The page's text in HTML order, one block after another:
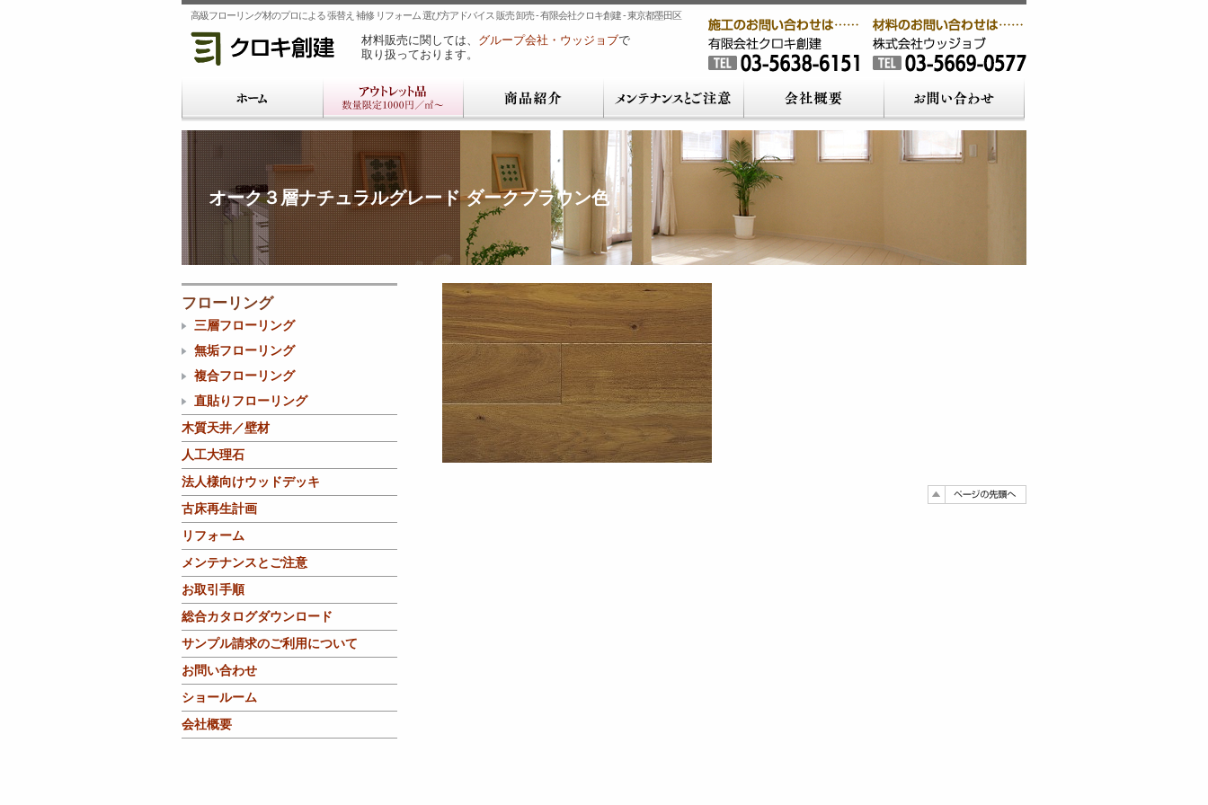
高級フローリング材のプロによる 張替え 補修 リフォーム 選び方アドバイス 販売 卸売 - 有限会社クロキ創建 - 東京都墨田区
材料販売に関しては、 グループ会社・ウッジョブで
取り扱っております。
オーク３層ナチュラルグレード ダークブラウン色
フローリング
三層フローリング
無垢フローリング
複合フローリング
直貼りフローリング
木質天井／壁材
人工大理石
法人様向けウッドデッキ
古床再生計画
リフォーム
メンテナンスとご注意
お取引手順
総合カタログダウンロード
サンプル請求のご利用について
お問い合わせ
ショールーム
会社概要